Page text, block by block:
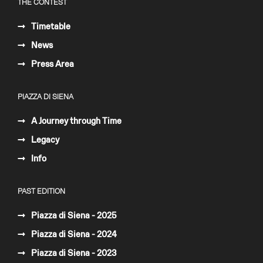
THE CONTEST
Timetable
News
Press Area
PIAZZA DI SIENA
A Journey through Time
Legacy
Info
PAST EDITION
Piazza di Siena - 2025
Piazza di Siena - 2024
Piazza di Siena - 2023